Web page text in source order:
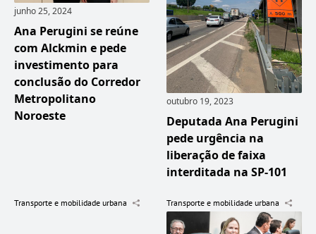
junho 25, 2024
Ana Perugini se reúne
com Alckmin e pede
investimento para
conclusão do Corredor
Metropolitano
Noroeste
outubro 19, 2023
Deputada Ana Perugini
pede urgência na
liberação de faixa
interditada na SP-101
Transporte e mobilidade urbana Transporte e mobilidade urbana